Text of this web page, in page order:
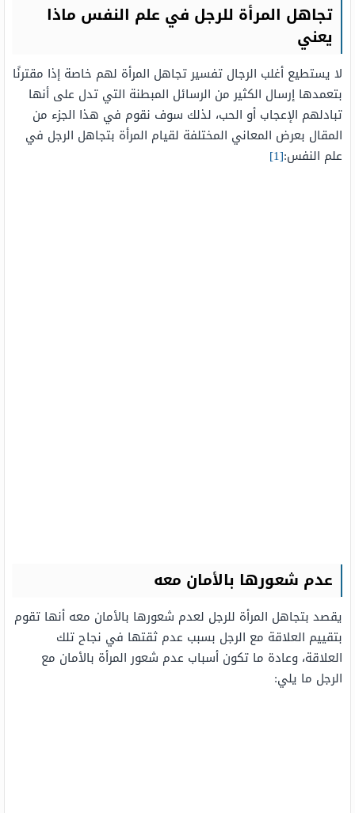
تجاهل المرأة للرجل في علم النفس ماذا
يعني
لا يستطيع أغلب الرجال تفسير تجاهل المرأة لهم خاصة إذا مقترنًا
بتعمدها إرسال الكثير من الرسائل المبطنة التي تدل على أنها
تبادلهم الإعجاب أو الحب، لذلك سوف نقوم في هذا الجزء من
المقال بعرض المعاني المختلفة لقيام المرأة بتجاهل الرجل في
علم النفس:[1]
عدم شعورها بالأمان معه
يقصد بتجاهل المرأة للرجل لعدم شعورها بالأمان معه أنها تقوم
بتقييم العلاقة مع الرجل بسبب عدم ثقتها في نجاح تلك
العلاقة، وعادة ما تكون أسباب عدم شعور المرأة بالأمان مع
الرجل ما يلي: